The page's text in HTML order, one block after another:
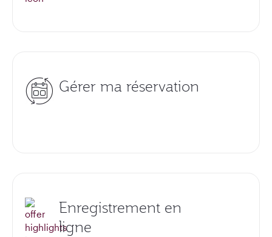
Gérer ma réservation
Enregistrement en
ligne